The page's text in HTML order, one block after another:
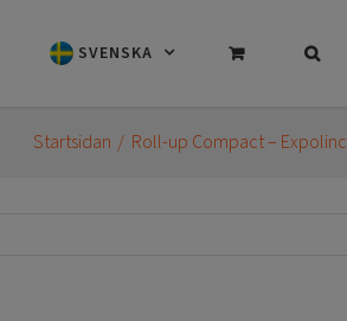
SVENSKA
Startsidan Roll-up Compact – Expolinc